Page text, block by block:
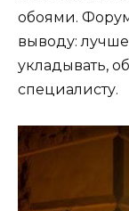
обоями.
выводу:
укладывать,
специалисту.